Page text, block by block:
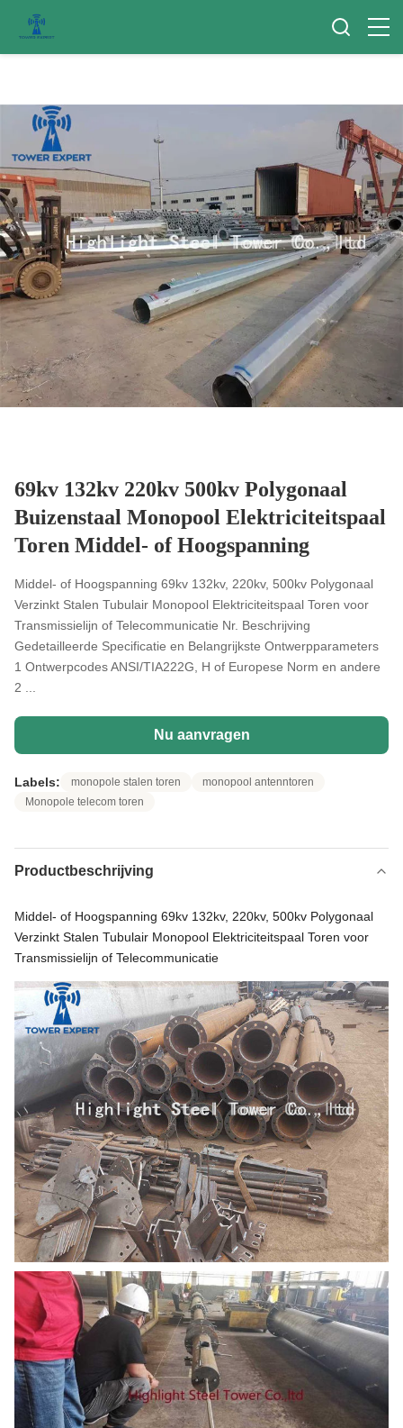
69kv 132kv 220kv 500kv Polygonaal
Buizenstaal Monopool Elektriciteitspaal
Toren Middel- of Hoogspanning
Middel- of Hoogspanning 69kv 132kv, 220kv, 500kv Polygonaal
Verzinkt Stalen Tubulair Monopool Elektriciteitspaal Toren voor
Transmissielijn of Telecommunicatie Nr. Beschrijving
Gedetailleerde Specificatie en Belangrijkste Ontwerpparameters
1 Ontwerpcodes ANSI/TIA222G, H of Europese Norm en andere
2 ...
Nu aanvragen
Labels: monopole stalen toren
monopool antenntoren
Monopole telecom toren
Productbeschrijving
Middel- of Hoogspanning 69kv 132kv, 220kv, 500kv Polygonaal
Verzinkt Stalen Tubulair Monopool Elektriciteitspaal Toren voor
Transmissielijn of Telecommunicatie